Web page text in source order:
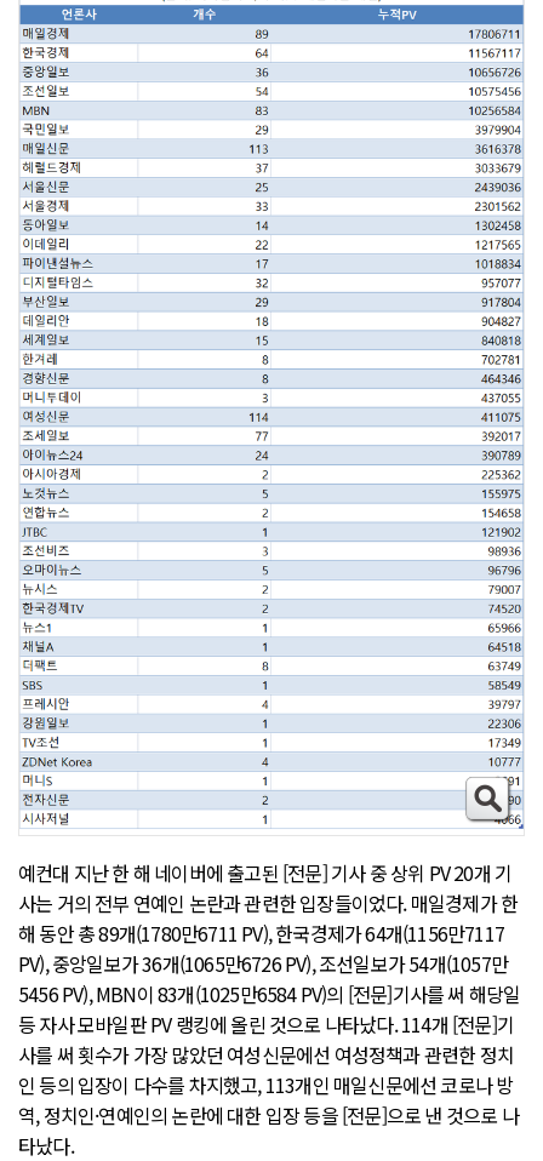
예컨대 지난 한 해 네이버에 출고된 [전문] 기사 중 상위 PV 20개 기
사는 거의 전부 연예인 논란과 관련한 입장들이었다. 매일경제가 한
해 동안 총 89개(1780만6711 PV), 한국경제가 64개(1156만7117
PV), 중앙일보가 36개(1065만6726 PV), 조선일보가 54개(1057만
5456 PV), MBN이 83개(1025만6584 PV)의 [전문]기사를 써 해당일
등 자사 모바일판 PV 랭킹에 올린 것으로 나타났다. 114개 [전문]기
사를 써 횟수가 가장 많았던 여성신문에선 여성정책과 관련한 정치
인 등의 입장이 다수를 차지했고, 113개인 매일신문에선 코로나 방
역, 정치인·연예인의 논란에 대한 입장 등을 [전문]으로 낸 것으로 나
타났다.